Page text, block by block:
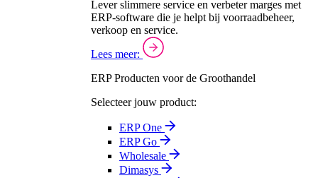
Lever slimmere service en verbeter marges met
ERP-software die je helpt bij voorraadbeheer,
verkoop en service.
Lees meer:
ERP Producten voor de Groothandel
Selecteer jouw product:
ERP One
ERP Go
Wholesale
Dimasys